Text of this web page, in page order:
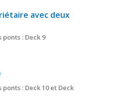
avec deux
: Deck 9
: Deck 10 et Deck